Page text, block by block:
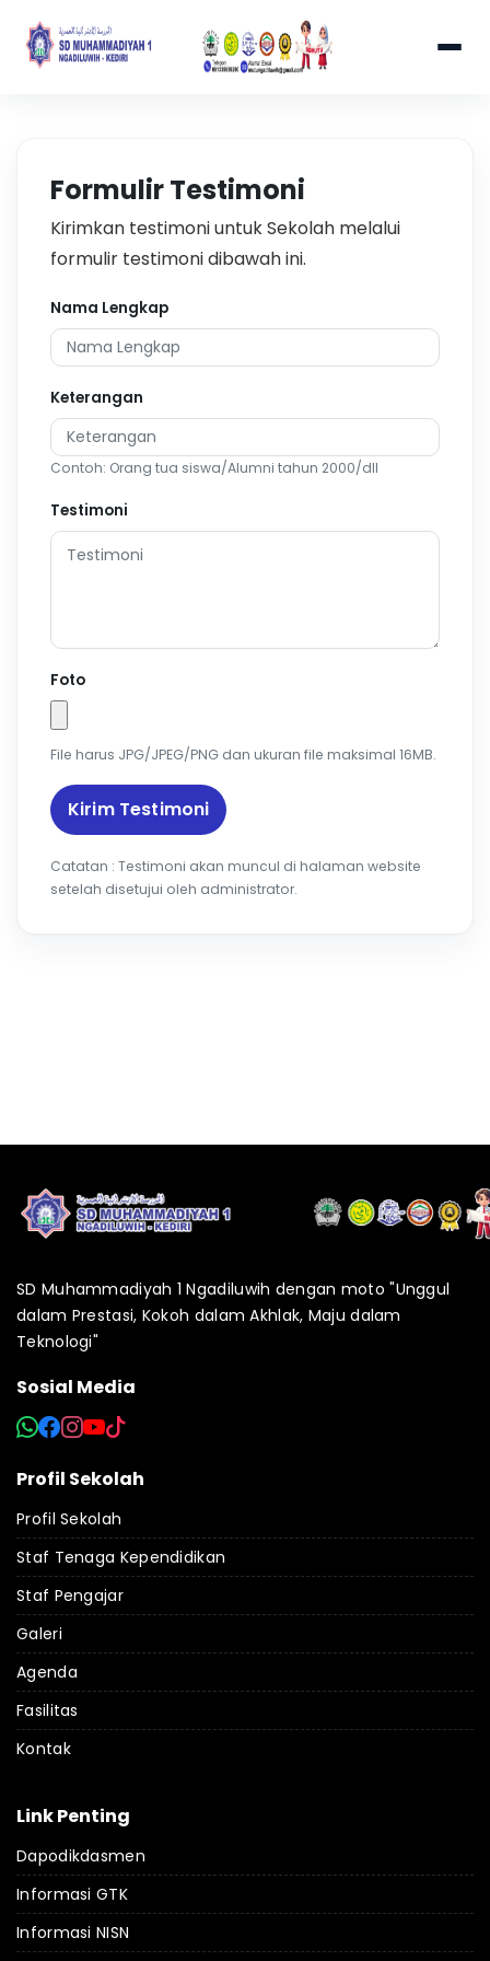
Formulir Testimoni
Kirimkan testimoni untuk Sekolah melalui
formulir testimoni dibawah ini.
Nama Lengkap
Keterangan
Contoh: Orang tua siswa/Alumni tahun 2000/dll
Testimoni
Foto
File harus JPG/JPEG/PNG dan ukuran file maksimal 16MB.
Kirim Testimoni
Catatan : Testimoni akan muncul di halaman website
setelah disetujui oleh administrator.
SD Muhammadiyah 1 Ngadiluwih dengan moto "Unggul
dalam Prestasi, Kokoh dalam Akhlak, Maju dalam
Teknologi"
Sosial Media
Profil Sekolah
Profil Sekolah
Staf Tenaga Kependidikan
Staf Pengajar
Galeri
Agenda
Fasilitas
Kontak
Link Penting
Dapodikdasmen
Informasi GTK
Informasi NISN